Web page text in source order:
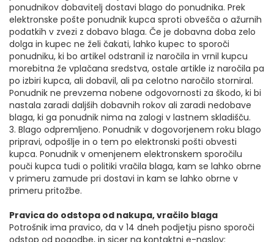
ponudnikov dobavitelj dostavi blago do ponudnika. Prek
elektronske pošte ponudnik kupca sproti obvešča o ažurnih
podatkih v zvezi z dobavo blaga. Če je dobavna doba zelo
dolga in kupec ne želi čakati, lahko kupec to sporoči
ponudniku, ki bo artikel odstranil iz naročila in vrnil kupcu
morebitna že vplačana sredstva, ostale artikle iz naročila pa
po izbiri kupca, ali dobavil, ali pa celotno naročilo storniral.
Ponudnik ne prevzema nobene odgovornosti za škodo, ki bi
nastala zaradi daljših dobavnih rokov ali zaradi nedobave
blaga, ki ga ponudnik nima na zalogi v lastnem skladišču.
3. Blago odpremljeno. Ponudnik v dogovorjenem roku blago
pripravi, odpošlje in o tem po elektronski pošti obvesti
kupca. Ponudnik v omenjenem elektronskem sporočilu
pouči kupca tudi o politiki vračila blaga, kam se lahko obrne
v primeru zamude pri dostavi in kam se lahko obrne v
primeru pritožbe.
Pravica do odstopa od nakupa, vračilo blaga
Potrošnik ima pravico, da v 14 dneh podjetju pisno sporoči
odstop od pogodbe, in sicer na kontaktni e-naslov: